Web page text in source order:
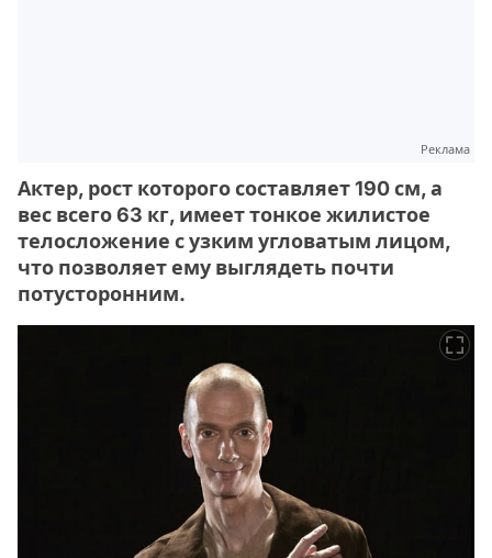
Реклама
Актер, рост которого составляет 190 см, а
вес всего 63 кг, имеет тонкое жилистое
телосложение с узким угловатым лицом,
что позволяет ему выглядеть почти
потусторонним.